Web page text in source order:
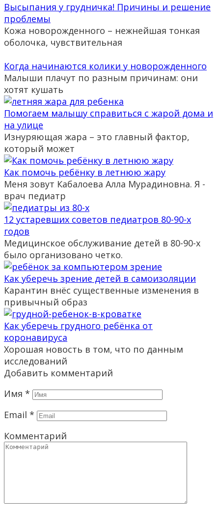
Высыпания у грудничка! Причины и решение
проблемы
Кожа новорожденного – нежнейшая тонкая
оболочка, чувствительная
Когда начинаются колики у новорожденного
Малыши плачут по разным причинам: они
хотят кушать
Помогаем малышу справиться с жарой дома и
на улице
Изнуряющая жара – это главный фактор,
который может
Как помочь ребёнку в летнюю жару
Меня зовут Кабалоева Алла Мурадиновна. Я -
врач педиатр
12 устаревших советов педиатров 80-90-х
годов
Медицинское обслуживание детей в 80-90-х
было организовано четко.
Как уберечь зрение детей в самоизоляции
Карантин внёс существенные изменения в
привычный образ
Как уберечь грудного ребёнка от
коронавируса
Хорошая новость в том, что по данным
исследований
Добавить комментарий
Имя *
Email *
Комментарий